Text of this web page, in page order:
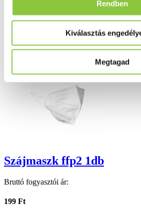
Rendben
Kiválasztás
Megtagad
Ezek is érdekelhetik Önt
Szájmaszk ffp2 1db
Bruttó fogyasztói ár:
199 Ft